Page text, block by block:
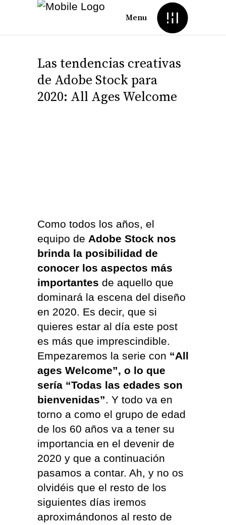
Menu
Las tendencias creativas
de Adobe Stock para
2020: All Ages Welcome
Como todos los años, el
equipo de Adobe Stock nos
brinda la posibilidad de
conocer los aspectos más
importantes de aquello que
dominará la escena del diseño
en 2020. Es decir, que si
quieres estar al día este post
es más que imprescindible.
Empezaremos la serie con “All
ages Welcome”, o lo que
sería “Todas las edades son
bienvenidas”. Y todo va en
torno a como el grupo de edad
de los 60 años va a tener su
importancia en el devenir de
2020 y que a continuación
pasamos a contar. Ah, y no os
olvidéis que el resto de los
siguientes días iremos
aproximándonos al resto de